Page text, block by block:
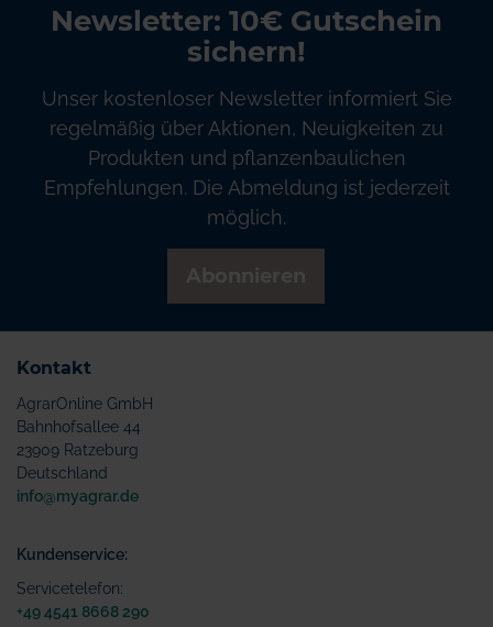
Newsletter: 10€ Gutschein
sichern!
Unser kostenloser Newsletter informiert Sie
regelmäßig über Aktionen, Neuigkeiten zu
Produkten und pflanzenbaulichen
Empfehlungen. Die Abmeldung ist jederzeit
möglich.
Kontakt
AgrarOnline GmbH
Bahnhofsallee 44
23909 Ratzeburg
Deutschland
info@myagrar.de
Kundenservice:
Servicetelefon:
+49 4541 8668 290